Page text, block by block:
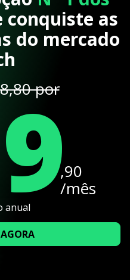
conquiste as
do mercado
por
,90
/mês
anual